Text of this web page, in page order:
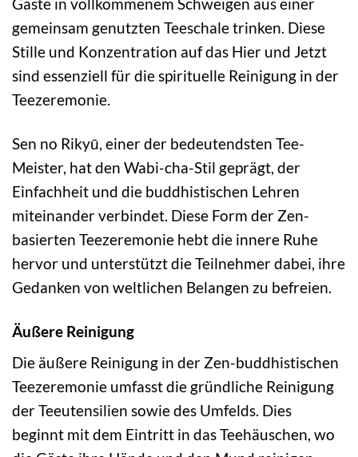
gemeinsam genutzten Teeschale trinken. Diese
Stille und Konzentration auf das Hier und Jetzt
sind essenziell für die spirituelle Reinigung in der
Teezeremonie.
Sen no Rikyū, einer der bedeutendsten Tee-
Meister, hat den Wabi-cha-Stil geprägt, der
Einfachheit und die buddhistischen Lehren
miteinander verbindet. Diese Form der Zen-
basierten Teezeremonie hebt die innere Ruhe
hervor und unterstützt die Teilnehmer dabei, ihre
Gedanken von weltlichen Belangen zu befreien.
Äußere Reinigung
Die äußere Reinigung in der Zen-buddhistischen
Teezeremonie umfasst die gründliche Reinigung
der Teeutensilien sowie des Umfelds. Dies
beginnt mit dem Eintritt in das Teehäuschen, wo